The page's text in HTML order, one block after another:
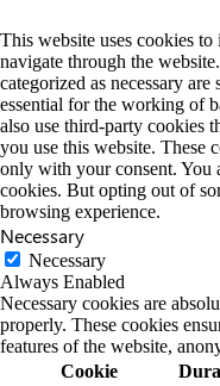
This website uses cookies
navigate through the
categorized as necessary
essential for the working of
also use third-party cookies
you use this website. These
only with your consent. You
cookies. But opting out of
browsing experience.
Necessary
Necessary
Always Enabled
Necessary cookies are
properly. These cookies
features of the website,
Cookie